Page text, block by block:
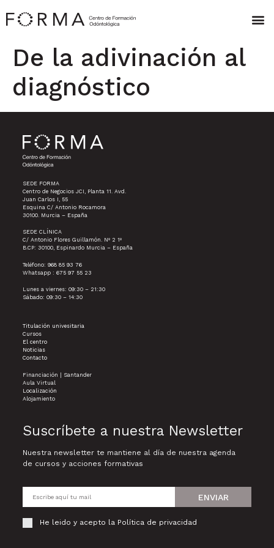
De la adivinación al
diagnóstico
SEDE FORMA
Centro de Negocios JCI, Planta 11. Avd.
Juan Carlos I, 55
Esquina C/ Antonio Rocamora
30100. Murcia – España
SEDE CLÍNICA
C/ Antonio Flores Guillamón. Nº 2 1º
B.CP: 30100, Espinardo Murcia – España
Teléfono: 968 85 93 76
Whatsapp : 675 97 55 23
Lunes a viernes: 09:30 – 21:30
Sábado: 09:30 – 14:30
Titulación univesitaria
Cursos
El centro
Noticias
Contacto
Financiación | Santander
Aula Virtual
Localización
Alojamiento
Suscríbete a nuestra Newsletter
Nuestra newsletter te mantiene al día de nuestra agenda
de cursos y acciones formativas
He leido y acepto la Política de privacidad
ENVIAR